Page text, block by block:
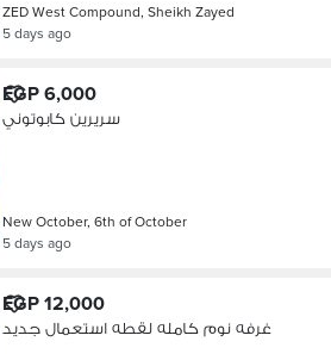
ZED West Compound, Sheikh Zayed
5 days ago
EGP 6,000
سريرين كابوتوني
New October, 6th of October
5 days ago
EGP 12,000
غرفه نوم كامله لقطه استعمال جديد